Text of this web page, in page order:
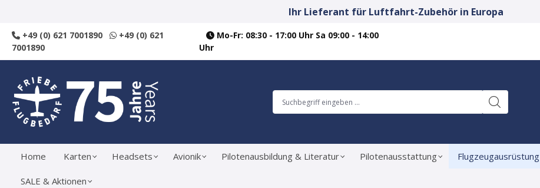
Ihr Lieferant für Luftfahrt-Zubehör in Europa
+49 (0) 621 7001890
+49 (0) 621
7001890
Mo-Fr: 08:30 - 17:00 Uhr Sa 09:00 - 14:00
Uhr
Home Karten Headsets Avionik Pilotenausbildung & Literatur Pilotenausstattung Flugzeugausrüstung
SALE & Aktionen